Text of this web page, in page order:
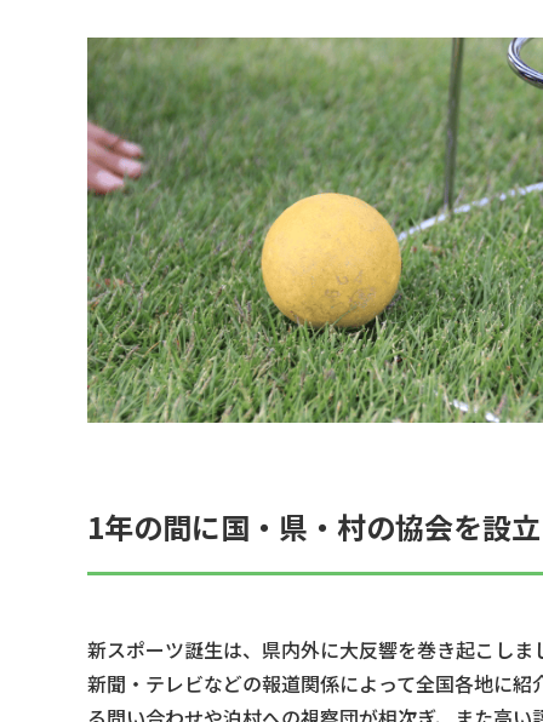
1年の間に国・県・村の協会を設
新スポーツ誕生は、県内外に大反響を巻き起こしま
新聞・テレビなどの報道関係によって全国各地に紹